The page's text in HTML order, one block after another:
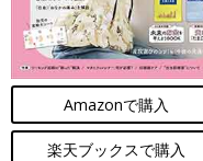
Amazonで購入
楽天ブックスで購入